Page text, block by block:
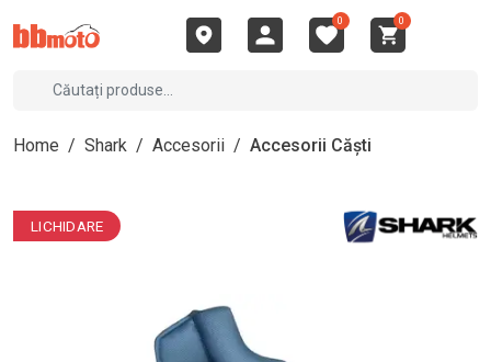
0 0
Home / Shark / Accesorii / Accesorii Căști
LICHIDARE